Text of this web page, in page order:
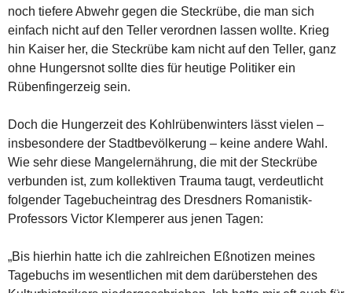
noch tiefere Abwehr gegen die Steckrübe, die man sich
einfach nicht auf den Teller verordnen lassen wollte. Krieg
hin Kaiser her, die Steckrübe kam nicht auf den Teller, ganz
ohne Hungersnot sollte dies für heutige Politiker ein
Rübenfingerzeig sein.
Doch die Hungerzeit des Kohlrübenwinters lässt vielen –
insbesondere der Stadtbevölkerung – keine andere Wahl.
Wie sehr diese Mangelernährung, die mit der Steckrübe
verbunden ist, zum kollektiven Trauma taugt, verdeutlicht
folgender Tagebucheintrag des Dresdners Romanistik-
Professors Victor Klemperer aus jenen Tagen:
„Bis hierhin hatte ich die zahlreichen Eßnotizen meines
Tagebuchs im wesentlichen mit dem darüberstehen des